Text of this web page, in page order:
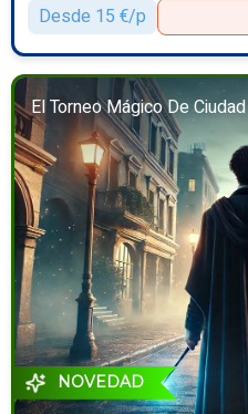
Desde 15 €/p
El Torneo Mágico De
NOVEDAD